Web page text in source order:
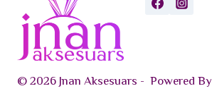
© 2026 Jnan Aksesuars - Powered By